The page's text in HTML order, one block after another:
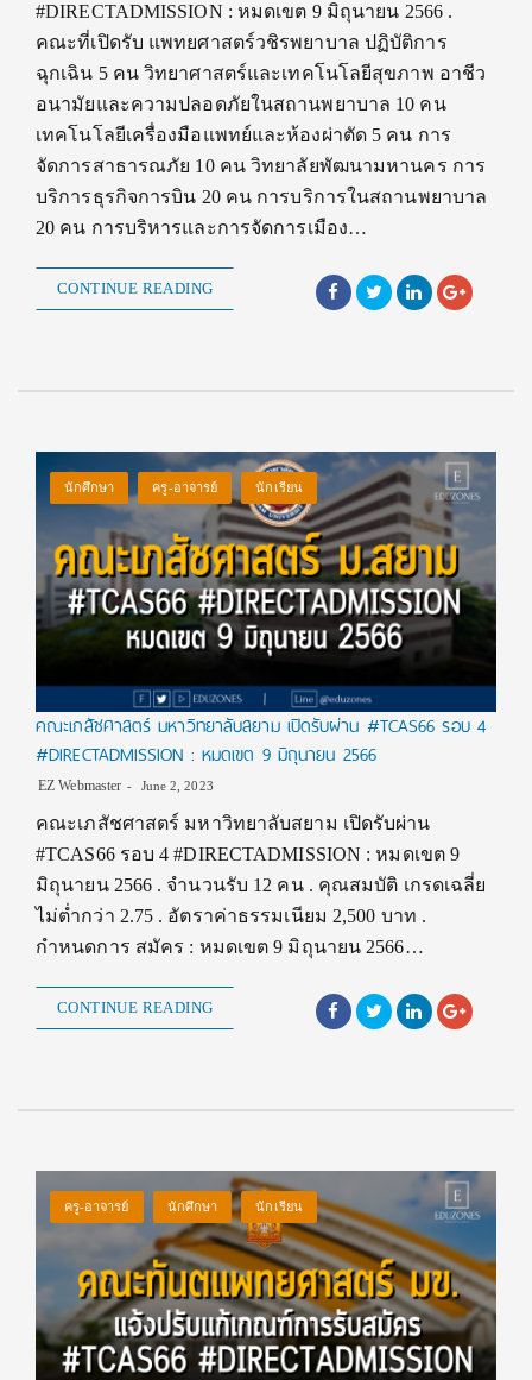
#DIRECTADMISSION : หมดเขต 9 มิถุนายน 2566 .
คณะที่เปิดรับ แพทยศาสตร์วชิรพยาบาล ปฏิบัติการ
ฉุกเฉิน 5 คน วิทยาศาสตร์และเทคโนโลยีสุขภาพ อาชีว
อนามัยและความปลอดภัยในสถานพยาบาล 10 คน
เทคโนโลยีเครื่องมือแพทย์และห้องผ่าตัด 5 คน การ
จัดการสาธารณภัย 10 คน วิทยาลัยพัฒนามหานคร การ
บริการธุรกิจการบิน 20 คน การบริการในสถานพยาบาล
20 คน การบริหารและการจัดการเมือง…
CONTINUE READING
นักศึกษา ครู-อาจารย์ นักเรียน
คณะเภสัชศาสตร์ มหาวิทยาลับสยาม เปิดรับผ่าน #TCAS66 รอบ 4
#DIRECTADMISSION : หมดเขต 9 มิถุนายน 2566
EZ Webmaster June 2, 2023
คณะเภสัชศาสตร์ มหาวิทยาลับสยาม เปิดรับผ่าน
#TCAS66 รอบ 4 #DIRECTADMISSION : หมดเขต 9
มิถุนายน 2566 . จำนวนรับ 12 คน . คุณสมบัติ เกรดเฉลี่ย
ไม่ต่ำกว่า 2.75 . อัตราค่าธรรมเนียม 2,500 บาท .
กำหนดการ สมัคร : หมดเขต 9 มิถุนายน 2566…
CONTINUE READING
ครู-อาจารย์ นักศึกษา นักเรียน